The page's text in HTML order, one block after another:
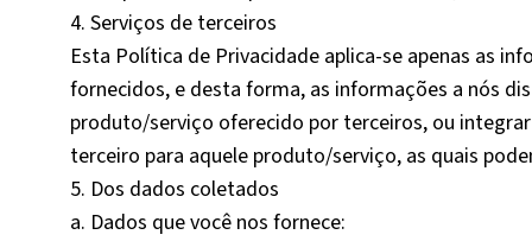
4. Serviços de terceiros
Esta Política de Privacidade aplica-se apenas as
fornecidos, e desta forma, as informações a nós
produto/serviço oferecido por terceiros, ou
terceiro para aquele produto/serviço, as quais
5. Dos dados coletados
a. Dados que você nos fornece: